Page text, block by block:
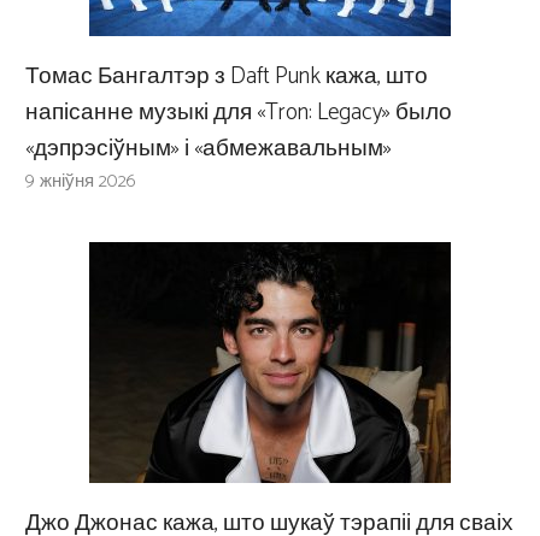
Томас Бангалтэр з Daft Punk кажа, што
напісанне музыкі для «Tron: Legacy» было
«дэпрэсіўным» і «абмежавальным»
9 жніўня 2026
Джо Джонас кажа, што шукаў тэрапіі для сваіх